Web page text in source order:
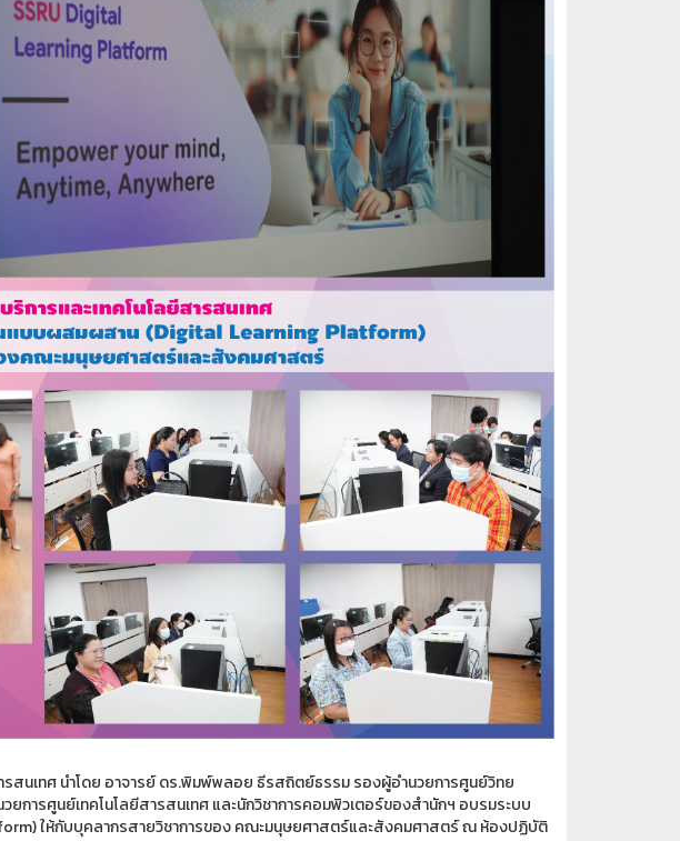
รสนเทศ นำโดย อาจารย์ ดร.พิมพ์พลอย ธีรสถิตย์ธรรม รองผู้อำนวยการศูนย์วิทย
การศูนย์เทคโนโลยีสารสนเทศ และนักวิชาการคอมพิวเตอร์ของสำนักฯ อบรมระบบ
ให้กับบุคลากรสายวิชาการของ คณะมนุษยศาสตร์และสังคมศาสตร์ ณ ห้องปฏิบัติ